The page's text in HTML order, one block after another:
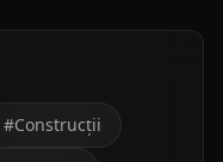
#Construcții